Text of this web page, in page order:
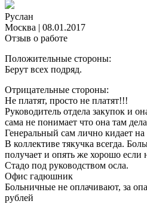
Руслан
Москва | 08.01.2017
Отзыв о работе
Положительные стороны:
Берут всех подряд.
Отрицательные стороны:
Не платят, просто не платят!!!
Руководитель отдела закупок и
сама не понимает что она там
Генеральный сам лично кидает на
В коллективе тякучка всегда.
получает и опять же хорошо если
Стадо под руководством осла.
Офис гадюшник
Больничные не оплачивают, за
рублей